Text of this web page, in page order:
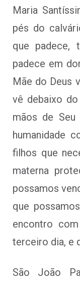
Maria
pés do
que padece,
padece em
Mãe do Deus
vê debaixo
mãos de
humanidade
filhos que
materna
possamos
que
encontro
terceiro dia, e
São João